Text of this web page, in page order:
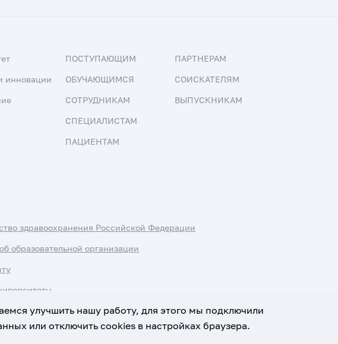
инновации
ПОСТУПАЮЩИМ
ОБУЧАЮЩИМСЯ
СОТРУДНИКАМ
СПЕЦИАЛИСТАМ
ПАЦИЕНТАМ
ПАРТНЕРАМ
СОИСКАТЕЛЯМ
ВЫПУСКНИКАМ
здравоохранения Российской Федерации
образовательной организации
улучшить нашу работу, для этого мы подключили
или отключить cookies в настройках браузера.